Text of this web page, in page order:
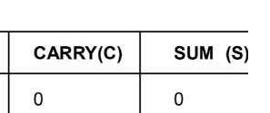
है क्योंकि 1 + 1 का योग बाइनरी 10 है, जिसमें दो अंक
के लिए x और y और दो आउटपुट वेरिएबल के लिए S